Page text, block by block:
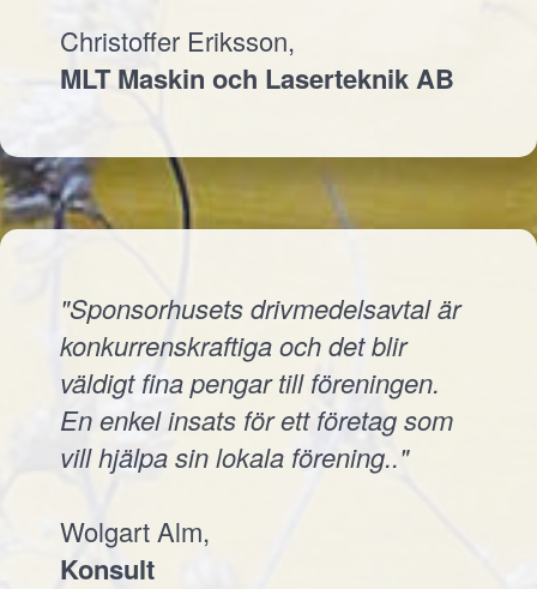
Christoffer Eriksson,
MLT Maskin och Laserteknik AB
"Sponsorhusets drivmedelsavtal är
konkurrenskraftiga och det blir
väldigt fina pengar till föreningen.
En enkel insats för ett företag som
vill hjälpa sin lokala förening.."
Wolgart Alm,
Konsult